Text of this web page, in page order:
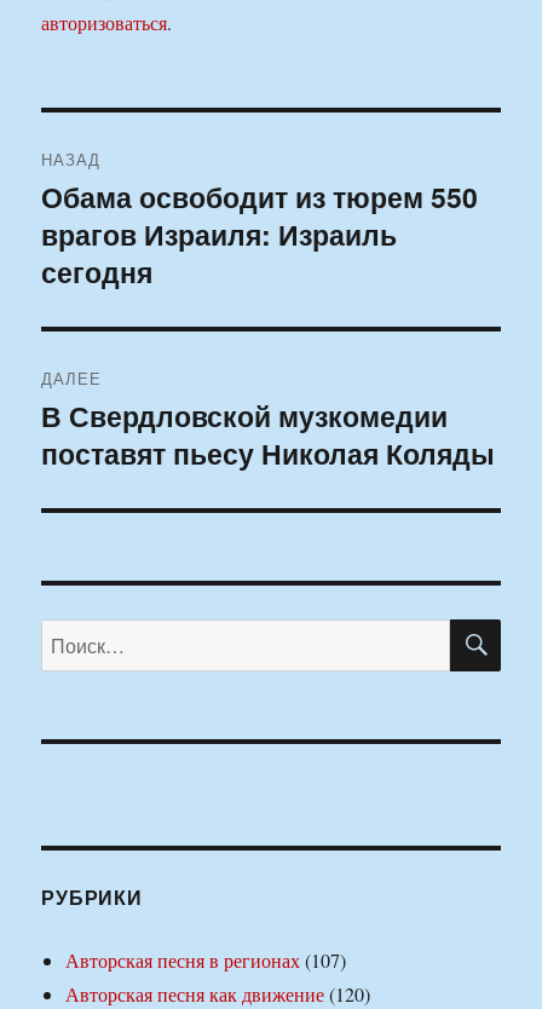
авторизоваться.
по
записям
НАЗАД
Предыдущая
запись:
Обама освободит из тюрем 550
врагов Израиля: Израиль
сегодня
ДАЛЕЕ
Следующая
запись:
В Свердловской музкомедии
поставят пьесу Николая Коляды
Искать:
РУБРИКИ
Авторская песня в регионах(107)
Авторская песня как движение(120)